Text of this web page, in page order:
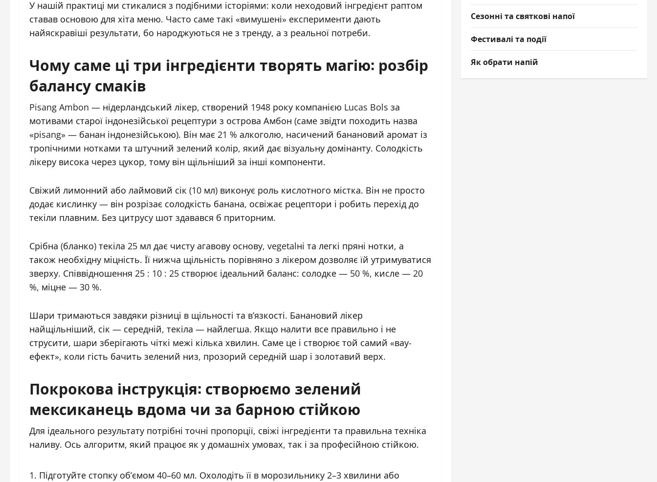
У нашій практиці ми стикалися з подібними історіями: коли неходовий інгредієнт раптом
ставав основою для хіта меню. Часто саме такі «вимушені» експерименти дають
найяскравіші результати, бо народжуються не з тренду, а з реальної потреби.
Чому саме ці три інгредієнти творять магію: розбір
балансу смаків
Pisang Ambon — нідерландський лікер, створений 1948 року компанією Lucas Bols за
мотивами старої індонезійської рецептури з острова Амбон (саме звідти походить назва
«pisang» — банан індонезійською). Він має 21 % алкоголю, насичений банановий аромат із
тропічними нотками та штучний зелений колір, який дає візуальну домінанту. Солодкість
лікеру висока через цукор, тому він щільніший за інші компоненти.
Свіжий лимонний або лаймовий сік (10 мл) виконує роль кислотного містка. Він не просто
додає кислинку — він розрізає солодкість банана, освіжає рецептори і робить перехід до
текіли плавним. Без цитрусу шот здавався б приторним.
Срібна (бланко) текіла 25 мл дає чисту агавову основу, vegetalні та легкі пряні нотки, а
також необхідну міцність. Її нижча щільність порівняно з лікером дозволяє їй утримуватися
зверху. Співвідношення 25 : 10 : 25 створює ідеальний баланс: солодке — 50 %, кисле — 20
%, міцне — 30 %.
Шари тримаються завдяки різниці в щільності та в’язкості. Банановий лікер
найщільніший, сік — середній, текіла — найлегша. Якщо налити все правильно і не
струсити, шари зберігають чіткі межі кілька хвилин. Саме це і створює той самий «вау-
ефект», коли гість бачить зелений низ, прозорий середній шар і золотавий верх.
Покрокова інструкція: створюємо зелений
мексиканець вдома чи за барною стійкою
Для ідеального результату потрібні точні пропорції, свіжі інгредієнти та правильна техніка
наливу. Ось алгоритм, який працює як у домашніх умовах, так і за професійною стійкою.
Підготуйте стопку об’ємом 40–60 мл. Охолодіть її в морозильнику 2–3 хвилини або
Сезонні та святкові напої
Фестивалі та події
Як обрати напій